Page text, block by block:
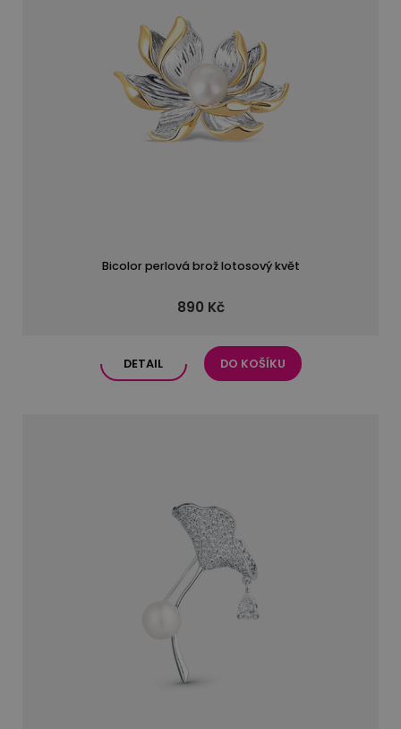
Bicolor perlová brož lotosový květ
890 Kč
DETAIL DO KOŠÍKU